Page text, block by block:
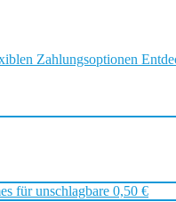
Zahlungsoptionen
für unschlagbare 0,50 €